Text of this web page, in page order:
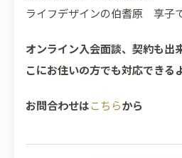
ライフデザインの伯耆原 享子
オンライン入会面談、契約も出
こにお住いの方でも対応できる
お問合わせはこちらから